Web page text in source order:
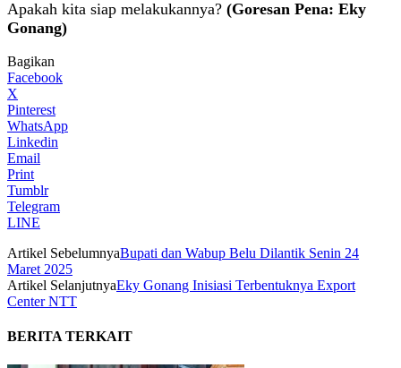
Apakah kita siap melakukannya? (Goresan Pena: Eky
Gonang)
Bagikan
Facebook
X
Pinterest
WhatsApp
Linkedin
Email
Print
Tumblr
Telegram
LINE
Artikel SebelumnyaBupati dan Wabup Belu Dilantik Senin 24
Maret 2025
Artikel SelanjutnyaEky Gonang Inisiasi Terbentuknya Export
Center NTT
BERITA TERKAIT